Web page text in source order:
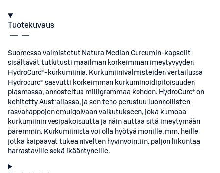
Tuotekuvaus
Suomessa valmistetut Natura Median Curcumin-kapselit
sisältävät tutkitusti maailman korkeimman imeytyvyyden
HydroCurc®-kurkumiinia. Kurkumiinivalmisteiden vertailussa
Hydrocurc® saavutti korkeimman kurkuminoidipitoisuuden
plasmassa, annosteltua milligrammaa kohden. HydroCurc® on
kehitetty Australiassa, ja sen teho perustuu luonnollisten
rasvahappojen emulgoivaan vaikutukseen, joka kumoaa
kurkumiinin vesipakoisuutta ja näin auttaa sitä imeytymään
paremmin. Kurkumiinista voi olla hyötyä monille, mm. heille
jotka kaipaavat tukea nivelten hyvinvointiin, paljon liikuntaa
harrastaville sekä ikääntyneille.